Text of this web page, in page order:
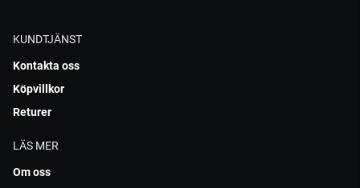
KUNDTJÄNST
Kontakta oss
Köpvillkor
Returer
LÄS MER
Om oss